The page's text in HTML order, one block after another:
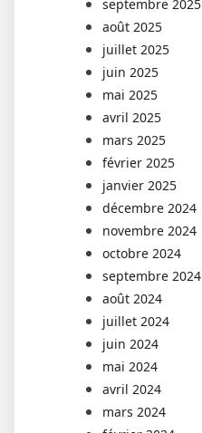
septembre 2025
août 2025
juillet 2025
juin 2025
mai 2025
avril 2025
mars 2025
février 2025
janvier 2025
décembre 2024
novembre 2024
octobre 2024
septembre 2024
août 2024
juillet 2024
juin 2024
mai 2024
avril 2024
mars 2024